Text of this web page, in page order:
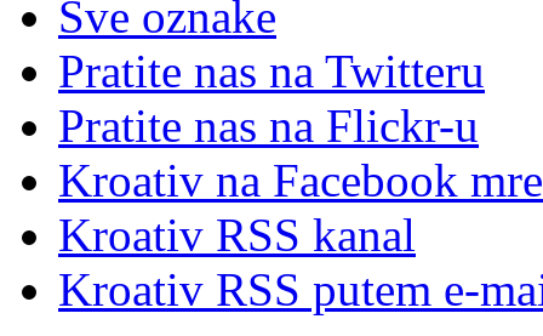
Sve oznake
Pratite nas na Twitteru
Pratite nas na Flickr-u
Kroativ na Facebook
Kroativ RSS kanal
Kroativ RSS putem e-